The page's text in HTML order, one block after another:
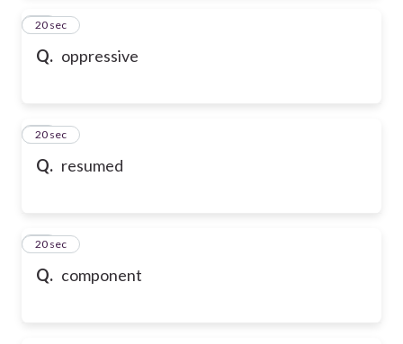
Q. oppressive
54
20 sec
Q. resumed
55
20 sec
Q. component
56
20 sec